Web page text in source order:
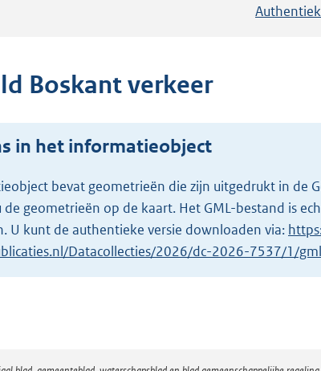
Boskant verkeer
in het informatieobject
bevat geometrieën die zijn uitgedrukt in de
geometrieën op de kaart. Het GML-bestand is
U kunt de authentieke versie downloaden via:
Datacollecties/2026/dc-2026-7537/1/